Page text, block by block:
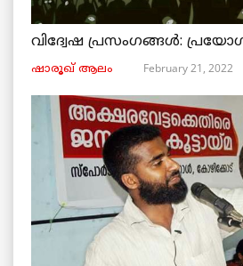
വിദ്വേഷ പ്രസംഗങ്ങൾ:
ഷാരൂഖ് ആലം February 21, 2022